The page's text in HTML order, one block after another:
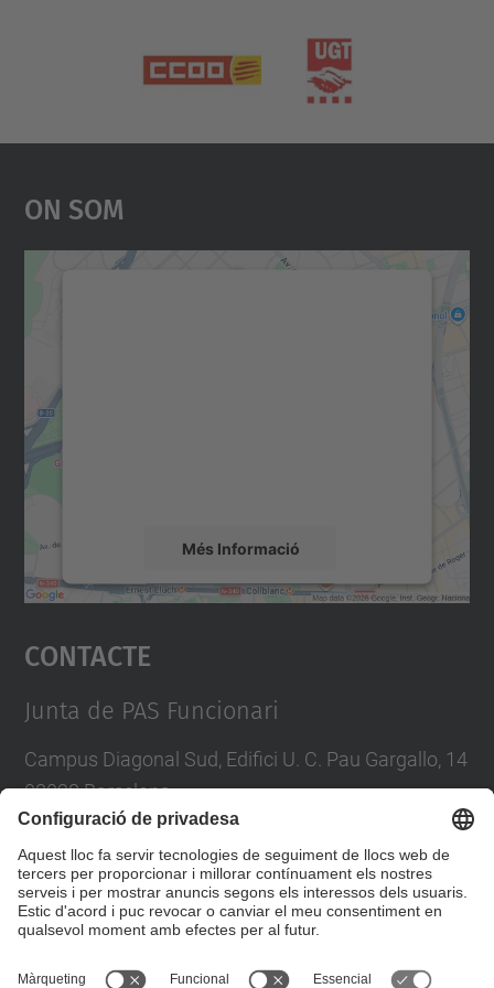
On Som
Més Informació
Accepta
powered by
Contacte
Junta de PAS Funcionari
Campus Diagonal Sud, Edifici U. C. Pau Gargallo, 14
08028 Barcelona
E-mail :junta.pasf@upc.edu
Formulari de contacte